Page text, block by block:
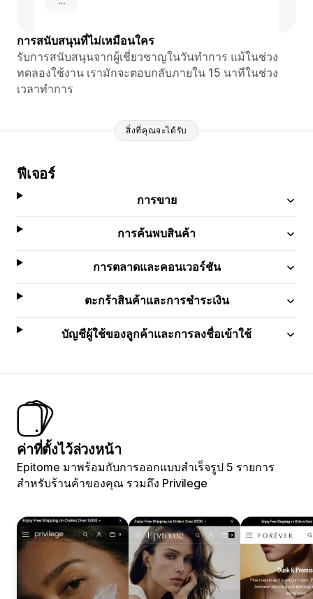
การสนับสนุนที่ไม่เหมือนใคร
รับการสนับสนุนจากผู้เชี่ยวชาญในวันทำการ แม้ในช่วง
ทดลองใช้งาน เรามักจะตอบกลับภายใน 15 นาทีในช่วง
เวลาทำการ
สิ่งที่คุณจะได้รับ
ฟีเจอร์
การขาย
การค้นพบสินค้า
การตลาดและคอนเวอร์ชัน
ตะกร้าสินค้าและการชำระเงิน
บัญชีผู้ใช้ของลูกค้าและการลงชื่อเข้าใช้
ค่าที่ตั้งไว้ล่วงหน้า
Epitome มาพร้อมกับการออกแบบสำเร็จรูป 5 รายการ
สำหรับร้านค้าของคุณ รวมถึง Privilege